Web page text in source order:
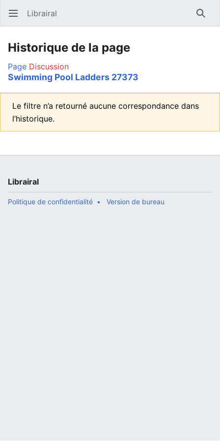
Ouvrir le menu principal Librairal
Historique de la page
Page Discussion
Swimming Pool Ladders 27373
Le filtre n’a retourné aucune correspondance dans
l’historique.
Librairal
Politique de confidentialité Version de bureau